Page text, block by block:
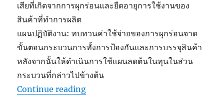
เสียที่เกิดจากการผุกร่อนและยืดอายุการใช้งานของ
สินค้าที่ทำการผลิต
แผนปฏิบัติงาน: ทบทวนค่าใช้จ่ายของการผุกร่อนจาด
ขั้นตอนกระบวนการทั้งการป้องกันและการบรรจุสินค้า
หลังจากนั้นให้ดำเนินการใช้แผนลดต้นในทุนในส่วน
กระบวนที่กล่าวไปข้างต้น
Continue reading“วิธีการบริหารการกัดกร่อนอย่างมีปร